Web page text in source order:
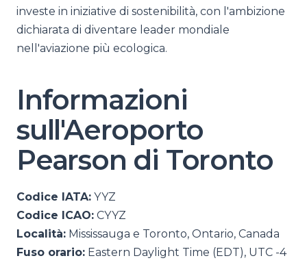
investe in iniziative di sostenibilità, con l'ambizione
dichiarata di diventare leader mondiale
nell'aviazione più ecologica.
Informazioni
sull'Aeroporto
Pearson di Toronto
Codice IATA: YYZ
Codice ICAO: CYYZ
Località: Mississauga e Toronto, Ontario, Canada
Fuso orario: Eastern Daylight Time (EDT), UTC -4